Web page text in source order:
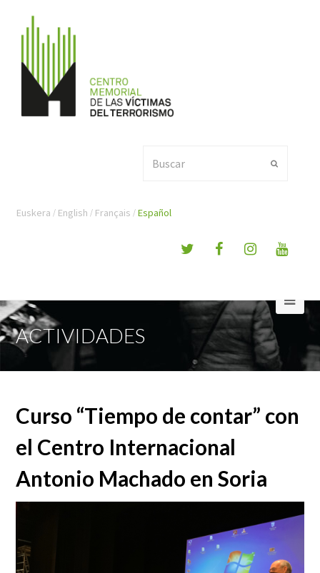
Enviar
Euskera English Français Español
ACTIVIDADES
Curso “Tiempo de contar” con
el Centro Internacional
Antonio Machado en Soria